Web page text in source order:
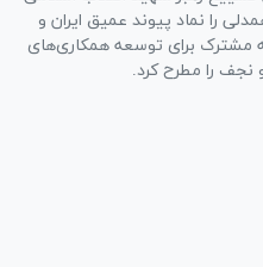
را نماد پیوند عمیق ایران و
مشترک برای توسعه همکاری‌های
نجف را مطرح کرد.